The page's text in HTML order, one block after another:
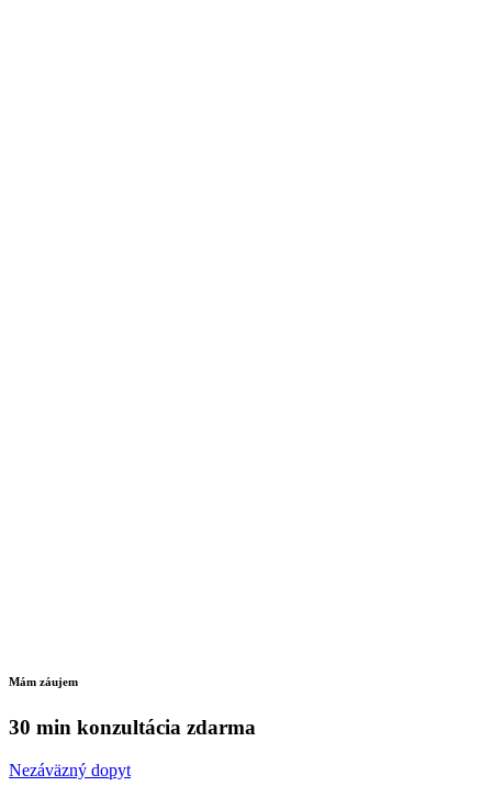
Mám záujem
30 min konzultácia zdarma
Nezáväzný dopyt